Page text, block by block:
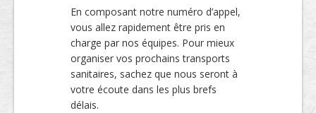
En composant notre numéro d’appel,
vous allez rapidement être pris en
charge par nos équipes. Pour mieux
organiser vos prochains transports
sanitaires, sachez que nous seront à
votre écoute dans les plus brefs
délais.